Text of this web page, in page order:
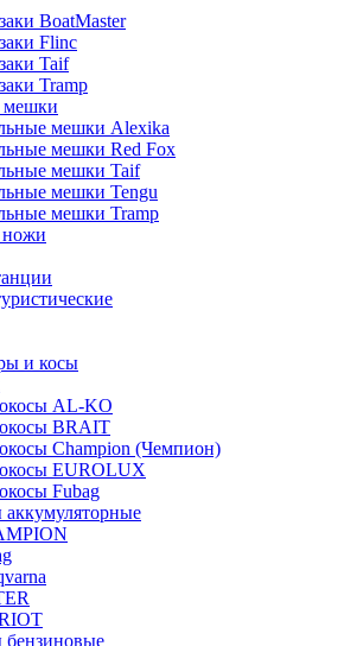
BoatMaster
Flinc
Taif
Tramp
мешки
мешки Alexika
мешки Red Fox
мешки Taif
мешки Tengu
мешки Tramp
ножи
и косы
AL-KO
BRAIT
Champion (Чемпион)
EUROLUX
Fubag